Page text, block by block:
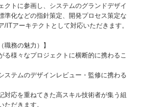
クトに参画し、システムのグランドデザイ
準化などの指針策定、開発プロセス策定な
/ITアーキテクトとして対応いただきます。
職務の魅力）】
る様々なプロジェクトに横断的に携わるこ
ステムのデザインレビュー・監修に携わる
対応を重ねてきた高スキル技術者が集う組
ただきます。